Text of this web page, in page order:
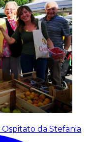
Ospitato da Stefania